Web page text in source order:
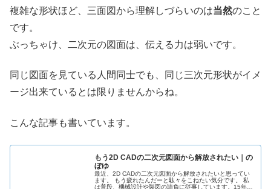
複雑な形状ほど、三面図から理解しづらいのは当然のこと
です。
ぶっちゃけ、二次元の図面は、伝える力は弱いです。
同じ図面を見ている人間同士でも、同じ三次元形状がイメ
ージ出来ているとは限りませんからね。
こんな記事も書いています。
もう2D CADの二次元図面から解放されたい｜の
ぼゆ
最近、2D CADの二次元図面から解放されたいと思ってい
ます。 もう疲れたんだーと駄々をこねたい気分です。 私
は普段、機械設計や製図の請負に従事しています。15年ほ